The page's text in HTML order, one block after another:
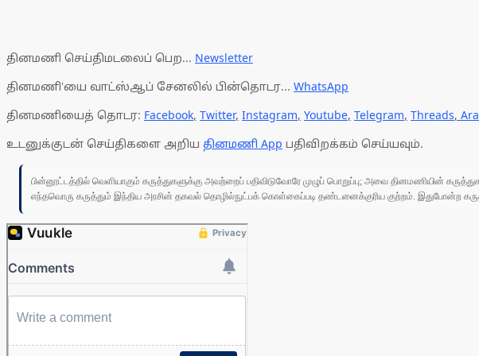
தினமணி செய்திமடலைப் பெற... Newsletter
தினமணி'யை வாட்ஸ்ஆப் சேனலில் பின்தொடர... WhatsApp
தினமணியைத் தொடர: Facebook, Twitter, Instagram, Youtube, Telegram, Threads,
உடனுக்குடன் செய்திகளை அறிய தினமணி App பதிவிறக்கம் செய்யவும்.
பின்னூட்டத்தில் வெளியாகும் கருத்துகளுக்கு அவற்றைப் பதிவிடுவோரே முழுப் பொறுப்பு; அவை தினமணியின்
எந்தவொரு கருத்தும் இந்திய அரசின் தகவல் தொழில்நுட்பக் கொள்கைப்படி தண்டனைக்குரிய குற்றம். இதுபோன்ற